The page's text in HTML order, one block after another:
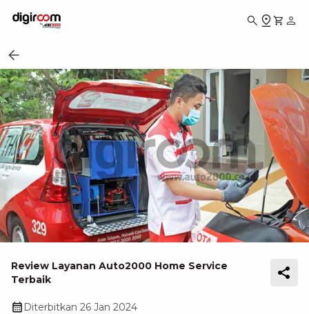
Review Layanan Auto2000 Home Service
Terbaik
Diterbitkan 26 Jan 2024